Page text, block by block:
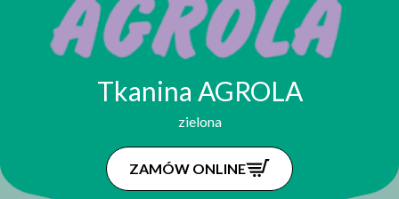
Tkanina AGROLA
zielona
ZAMÓW ONLINE